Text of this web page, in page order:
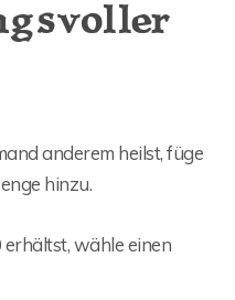
anderem heilst, füge
hinzu.
wähle einen